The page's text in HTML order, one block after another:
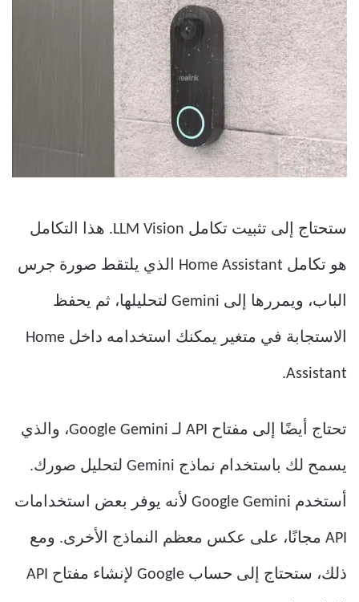
ستحتاج إلى تثبيت تكامل LLM Vision. هذا التكامل
هو تكامل Home Assistant الذي يلتقط صورة جرس
الباب، ويمررها إلى Gemini لتحليلها، ثم يحفظ
الاستجابة في متغير يمكنك استخدامه داخل Home
Assistant.
تحتاج أيضًا إلى مفتاح API لـ Google Gemini، والذي
يسمح لك باستخدام نماذج Gemini لتحليل صورك.
أستخدم Google Gemini لأنه يوفر بعض استخدامات
API مجانًا، على عكس معظم النماذج الأخرى. ومع
ذلك، ستحتاج إلى حساب Google لإنشاء مفتاح API